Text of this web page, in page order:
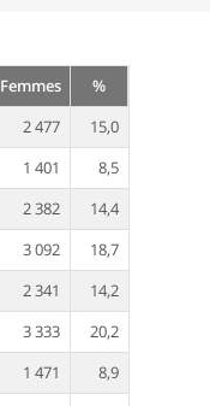
Femmes
%
2 477
15,0
1 401
8,5
2 382
14,4
3 092
18,7
2 341
14,2
3 333
20,2
1 471
8,9